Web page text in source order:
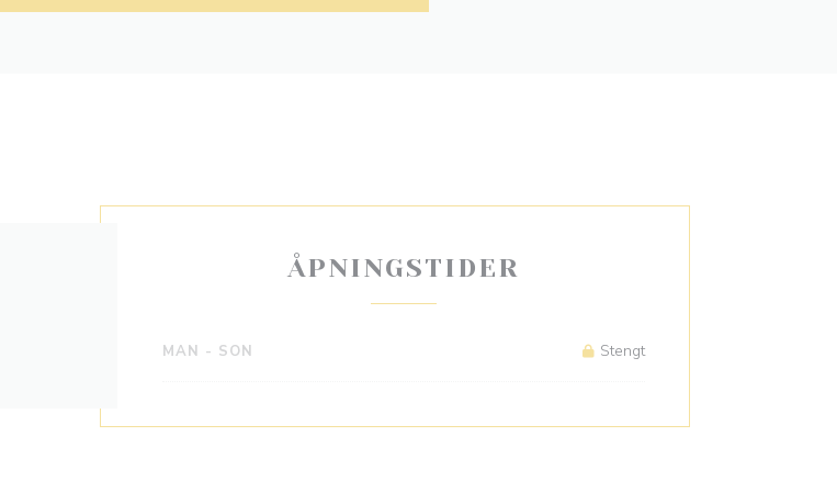
ÅPNINGSTIDER
MAN - SON Stengt